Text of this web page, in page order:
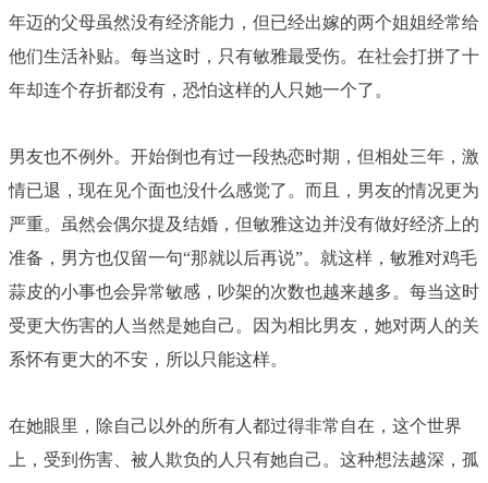
年迈的父母虽然没有经济能力，但已经出嫁的两个姐姐经常给
他们生活补贴。每当这时，只有敏雅最受伤。在社会打拼了十
年却连个存折都没有，恐怕这样的人只她一个了。
男友也不例外。开始倒也有过一段热恋时期，但相处三年，激
情已退，现在见个面也没什么感觉了。而且，男友的情况更为
严重。虽然会偶尔提及结婚，但敏雅这边并没有做好经济上的
准备，男方也仅留一句“那就以后再说”。就这样，敏雅对鸡毛
蒜皮的小事也会异常敏感，吵架的次数也越来越多。每当这时
受更大伤害的人当然是她自己。因为相比男友，她对两人的关
系怀有更大的不安，所以只能这样。
在她眼里，除自己以外的所有人都过得非常自在，这个世界
上，受到伤害、被人欺负的人只有她自己。这种想法越深，孤